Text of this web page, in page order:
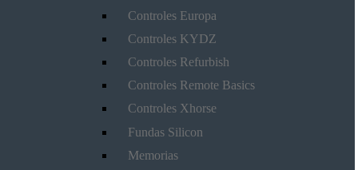
Controles Europa
Controles KYDZ
Controles Refurbish
Controles Remote Basics
Controles Xhorse
Fundas Silicon
Memorias